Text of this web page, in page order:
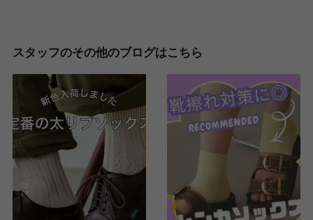
スタッフのその他のブログはこちら